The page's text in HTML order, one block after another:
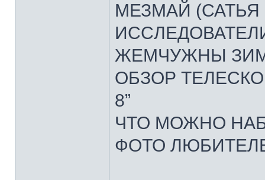
МЕЗМАЙ
ЖЕМЧУЖНЫ
ОБЗОР
8”
ЧТО МОЖНО
ФОТО